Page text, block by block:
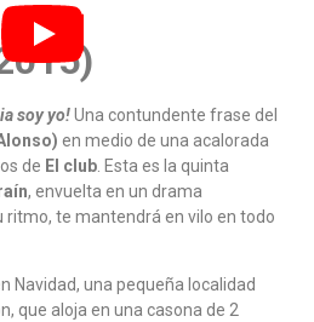
soy yo!Una contundente frase del
en medio de una acalorada
de El club . Esta es la quinta
, envuelta en un drama
ritmo, te mantendrá en vilo en todo
Navidad, una pequeña localidad
que aloja en una casona de 2